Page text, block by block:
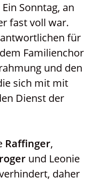
Sonntag, an
fast voll war.
für
Familienchor
und den
sich mit mit
Dienst der
Raffinger,
und Leonie
daher